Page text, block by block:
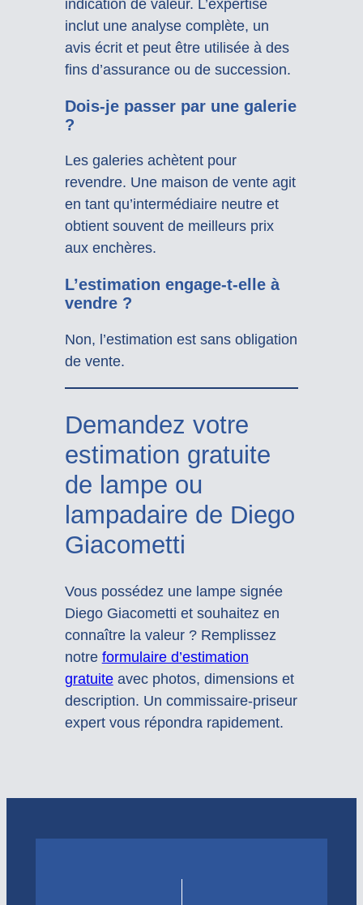
indication de valeur. L’expertise
inclut une analyse complète, un
avis écrit et peut être utilisée à des
fins d’assurance ou de succession.
Dois-je passer par une galerie
?
Les galeries achètent pour
revendre. Une maison de vente agit
en tant qu’intermédiaire neutre et
obtient souvent de meilleurs prix
aux enchères.
L’estimation engage-t-elle à
vendre ?
Non, l’estimation est sans obligation
de vente.
Demandez votre
estimation gratuite
de lampe ou
lampadaire de Diego
Giacometti
Vous possédez une lampe signée
Diego Giacometti et souhaitez en
connaître la valeur ? Remplissez
notre formulaire d’estimation
gratuiteavec photos, dimensions et
description. Un commissaire-priseur
expert vous répondra rapidement.